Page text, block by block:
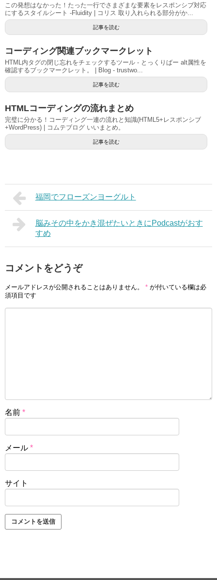
この発想はなかった！たった一行でさまざまな要素をレスポンシブ対応
にするスタイルシート -Fluidity | コリス 取り入れられる部分がか...
記事を読む
コーディング関連ブックマークレット
HTML内タグの閉じ忘れをチェックするツール - とっくりばー alt属性を
確認するブックマークレット。 | Blog - trustwo...
記事を読む
HTMLコーディングの流れまとめ
完璧に分かる！コーディング一連の流れと知識(HTML5+レスポンシブ
+WordPress) | コムテブログ いいまとめ。
記事を読む
福岡でフローズンヨーグルト
脳みその中をかき混ぜたいときにPodcastがおす
すめ
コメントをどうぞ
メールアドレスが公開されることはありません。 * が付いている欄は必
須項目です
名前 *
メール *
サイト